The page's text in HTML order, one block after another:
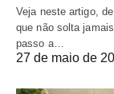
Veja neste artigo,
que não solta
passo a…
27 de maio de